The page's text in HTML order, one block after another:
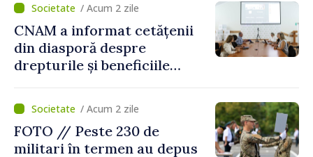
/ Acum 2 zile
CNAM a informat cetățenii
din diasporă despre
drepturile și beneficiile
/ Acum 2 zile
FOTO // Peste 230 de
militari în termen au depus